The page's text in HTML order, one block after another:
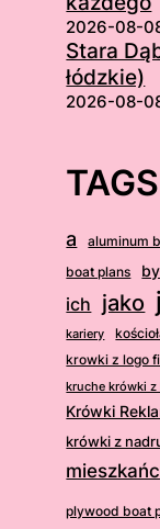
2026-08-
Stara
łódzkie)
2026-08-
TAGS
a aluminum
boat plans
ich jako
kariery
krowki z logo
kruche krówki z
Krówki
krówki z
plywood boat